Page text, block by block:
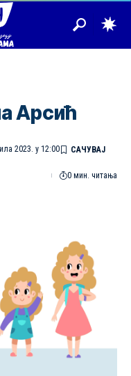
Арсић
2023. у 12:00
0 мин. читања